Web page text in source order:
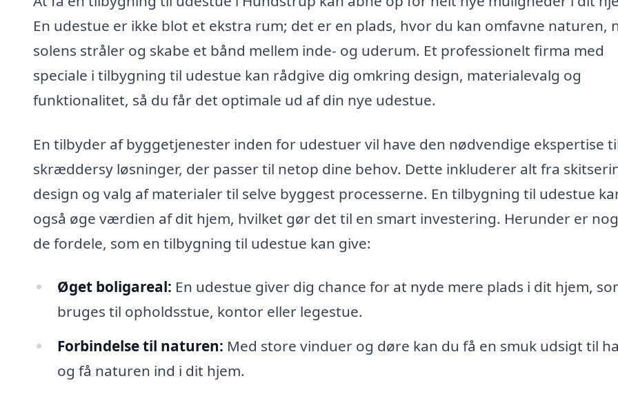
En udestue er ikke blot et ekstra rum; det er en plads, hvor du kan omfavne naturen,
solens stråler og skabe et bånd mellem inde- og uderum. Et professionelt firma med
speciale i tilbygning til udestue kan rådgive dig omkring design, materialevalg og
funktionalitet, så du får det optimale ud af din nye udestue.
En tilbyder af byggetjenester inden for udestuer vil have den nødvendige ekspertise
skræddersy løsninger, der passer til netop dine behov. Dette inkluderer alt fra
design og valg af materialer til selve byggest processerne. En tilbygning til udestue
også øge værdien af dit hjem, hvilket gør det til en smart investering. Herunder er
de fordele, som en tilbygning til udestue kan give:
Øget boligareal: En udestue giver dig chance for at nyde mere plads i dit hjem,
bruges til opholdsstue, kontor eller legestue.
Forbindelse til naturen: Med store vinduer og døre kan du få en smuk udsigt til
og få naturen ind i dit hjem.